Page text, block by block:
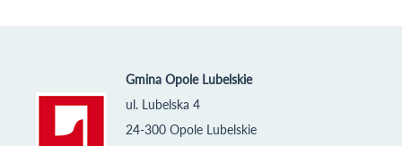
Gmina Opole Lubelskie
ul. Lubelska 4
24-300 Opole Lubelskie